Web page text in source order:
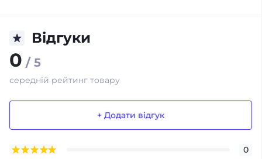
Відгуки
0 / 5
середній рейтинг товару
+ Додати відгук
0